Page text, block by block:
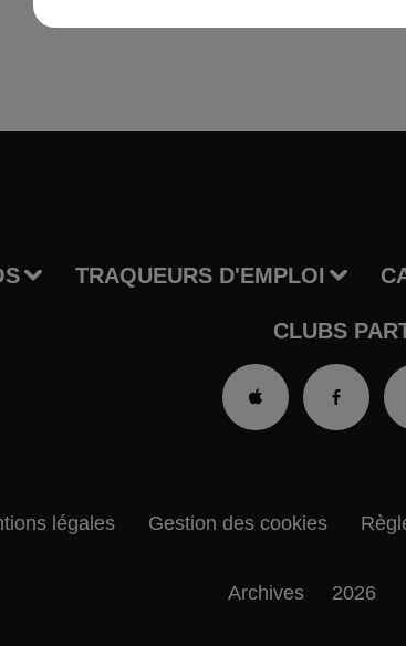
TRAQUEURS D'EMPLOI
CLUBS
légales Gestion des cookies
Archives 2026